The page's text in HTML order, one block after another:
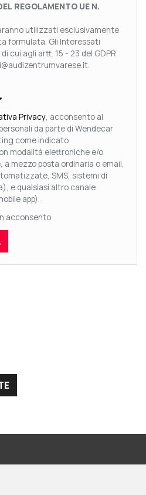
REGOLAMENTO UE N.
utilizzati esclusivamente
formulata. Gli Interessati
cui agli artt. 15 - 23 del GDPR
Privacy, acconsento al
da parte di Wendecar
come indicato
modalità elettroniche e/o
mezzo posta ordinaria o email,
SMS, sistemi di
e qualsiasi altro canale
app).
acconsento